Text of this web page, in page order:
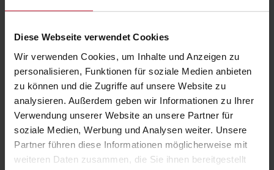
Diese Webseite verwendet Cookies
Wir verwenden Cookies, um Inhalte und Anzeigen zu
personalisieren, Funktionen für soziale Medien anbieten
zu können und die Zugriffe auf unsere Website zu
analysieren. Außerdem geben wir Informationen zu Ihrer
Verwendung unserer Website an unsere Partner für
soziale Medien, Werbung und Analysen weiter. Unsere
Partner führen diese Informationen möglicherweise mit
weiteren Daten zusammen, die Sie ihnen bereitgestellt
Um externe Inhalte anzuzeigen, aktivieren Sie bitte Cookies der
Kategorie "Marketing". Weitere Informationen finden Sie in unserer
Datenschutzerklärung